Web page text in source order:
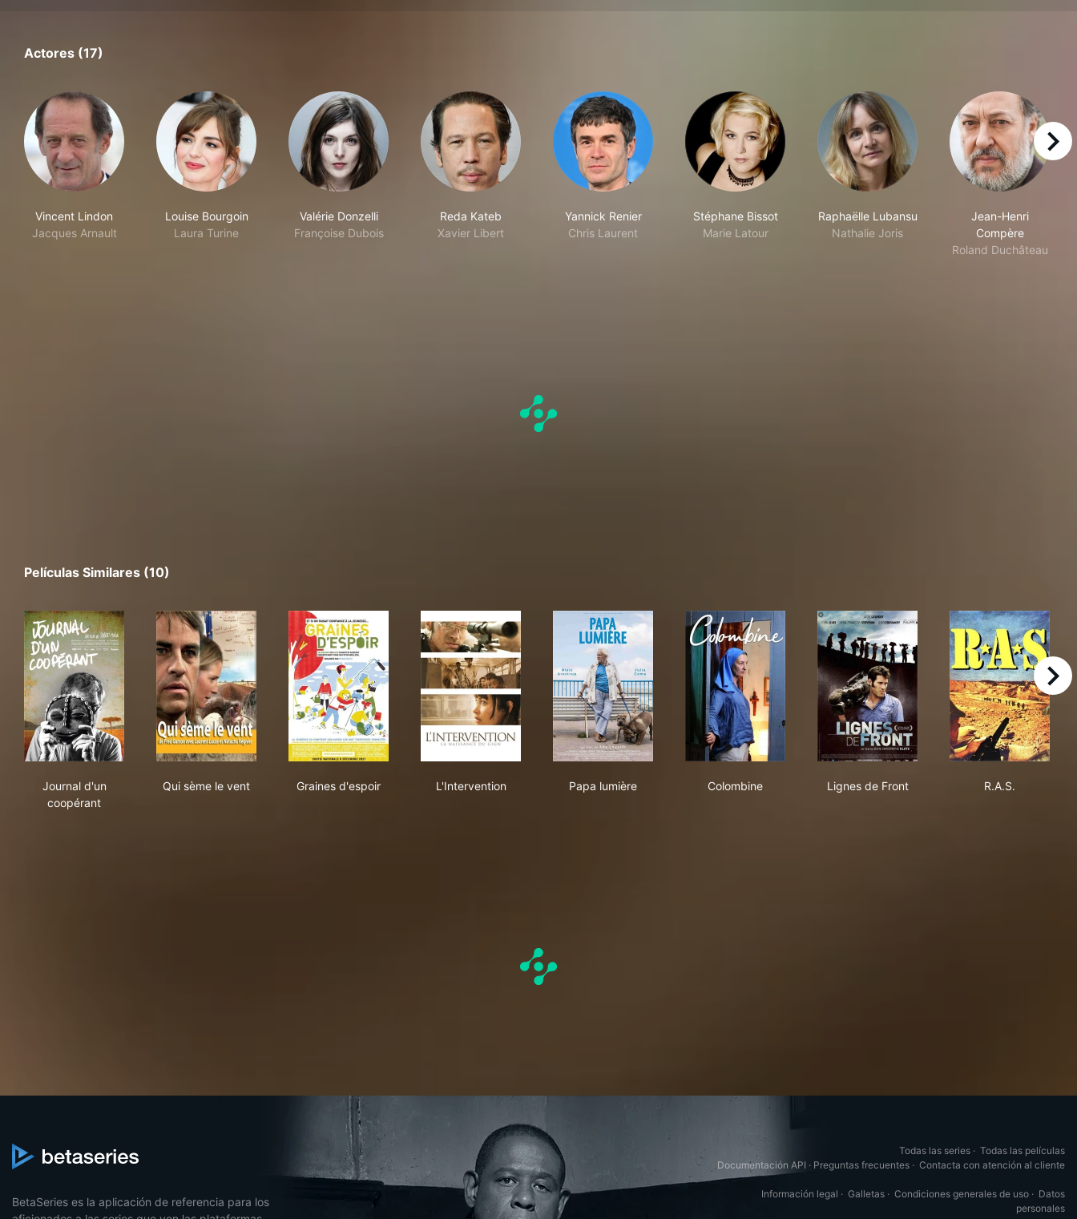
Actores (17)
Vincent Lindon
Jacques Arnault
Louise Bourgoin
Laura Turine
Valérie Donzelli
Françoise Dubois
Reda Kateb
Xavier Libert
Yannick Renier
Chris Laurent
Stéphane Bissot
Marie Latour
Raphaëlle Lubansu
Nathalie Joris
Jean-Henri
Compère
Roland Duchâteau
right
Películas Similares (10)
Journal d'un
coopérant
Qui sème le vent
Graines d'espoir
L'Intervention
Papa lumière
Colombine
Lignes de Front
R.A.S.
right
BetaSeries es la aplicación de referencia para los
Todas las series · Todas las películas
Documentación API · Preguntas frecuentes · Contacta con atención al cliente
Información legal · Galletas · Condiciones generales de uso · Datos
personales